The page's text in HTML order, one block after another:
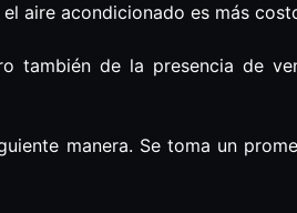
aire acondicionado es más
también de la presencia de
manera. Se toma un